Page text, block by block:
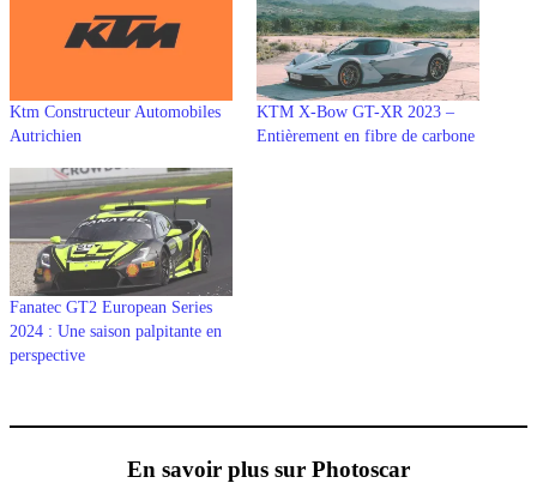
Ktm Constructeur Automobiles
Autrichien
KTM X-Bow GT-XR 2023 –
Entièrement en fibre de carbone
Fanatec GT2 European Series
2024 : Une saison palpitante en
perspective
En savoir plus sur Photoscar